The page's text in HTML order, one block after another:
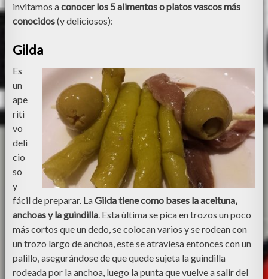
invitamos aconocer los 5 alimentos o platos vascos más
conocidos(y deliciosos):
Gilda
Es
un
ape
riti
vo
deli
cio
so
y
fácil de preparar. LaGilda tiene como bases la aceituna,
anchoas y la guindilla. Esta última se pica en trozos un poco
más cortos que un dedo, se colocan varios y se rodean con
un trozo largo de anchoa, este se atraviesa entonces con un
palillo, asegurándose de que quede sujeta la guindilla
rodeada por la anchoa, luego la punta que vuelve a salir del